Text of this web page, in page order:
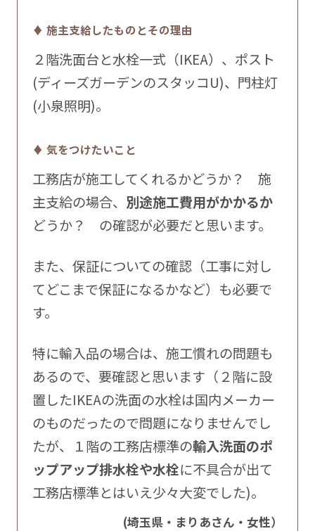
♦ 施主支給したものとその理由
２階洗面台と水栓一式（IKEA）、ポスト
(ディーズガーデンのスタッコU)、門柱灯
(小泉照明)。
♦ 気をつけたいこと
工務店が施工してくれるかどうか？ 施
主支給の場合、 別途施工費用がかかるか
どうか？ の確認が必要だと思います。
また、保証についての確認（工事に対し
てどこまで保証になるかなど）も必要で
す。
特に輸入品の場合は、施工慣れの問題も
あるので、要確認と思います（２階に設
置したIKEAの洗面の水栓は国内メーカー
のものだったので問題になりませんでし
たが、１階の工務店標準の輸入洗面のポ
ップアップ排水栓や水栓に不具合が出て
工務店標準とはいえ少々大変でした)。
(埼玉県・まりあさん・女性）